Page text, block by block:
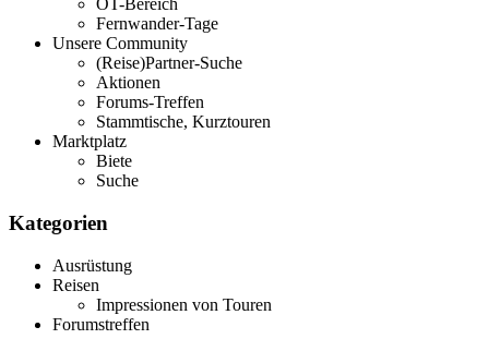
OT-Bereich
Fernwander-Tage
Unsere Community
(Reise)Partner-Suche
Aktionen
Forums-Treffen
Stammtische, Kurztouren
Marktplatz
Biete
Suche
Kategorien
Ausrüstung
Reisen
Impressionen von Touren
Forumstreffen